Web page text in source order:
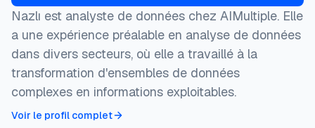
howpublished    = {\url{https://aimultiple.com/
  note   = {AIMultiple. Consulté le 23 Avril 2026}
}
Nazlı est analyste de données chez AIMultiple. Elle
a une expérience préalable en analyse de données
dans divers secteurs, où elle a travaillé à la
transformation d'ensembles de données
complexes en informations exploitables.
Voir le profil complet